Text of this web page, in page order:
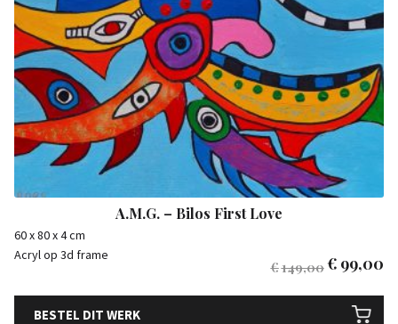
A.M.G. – Bilos First Love
60 x 80 x 4 cm
Acryl op 3d frame
€149,00€ 99,00
BESTEL DIT WERK